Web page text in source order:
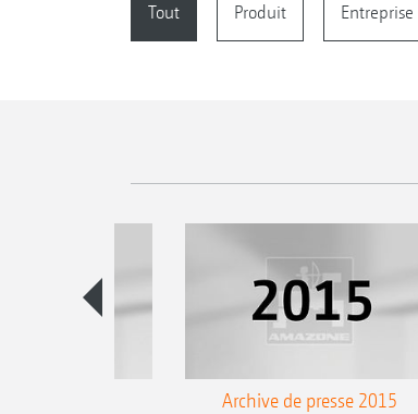
Tout Produit Entreprise
Archive de presse 2015